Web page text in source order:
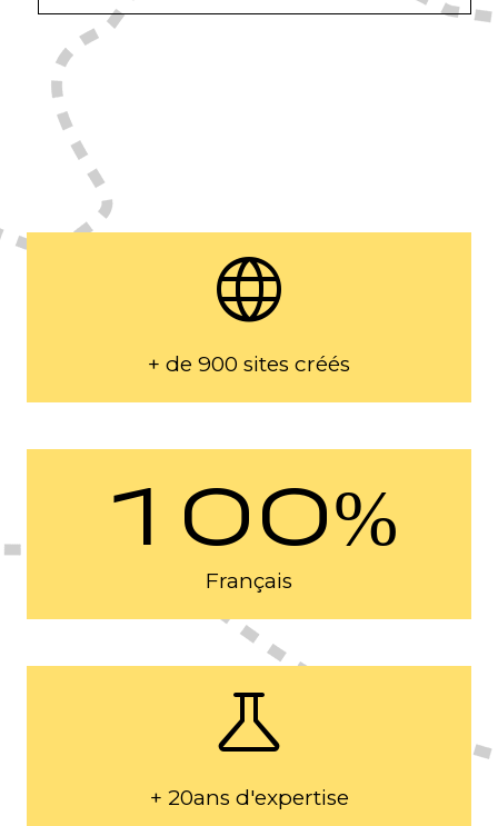
language
+ de 900 sites créés
100%
Français
science
+ 20ans d'expertise